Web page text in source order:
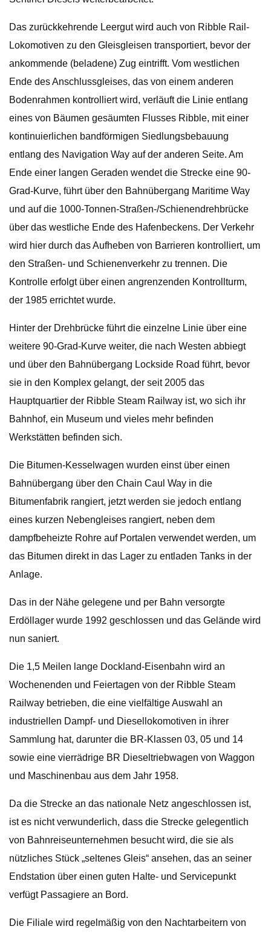
Das zurückkehrende Leergut wird auch von Ribble Rail-
Lokomotiven zu den Gleisgleisen transportiert, bevor der
ankommende (beladene) Zug eintrifft. Vom westlichen
Ende des Anschlussgleises, das von einem anderen
Bodenrahmen kontrolliert wird, verläuft die Linie entlang
eines von Bäumen gesäumten Flusses Ribble, mit einer
kontinuierlichen bandförmigen Siedlungsbebauung
entlang des Navigation Way auf der anderen Seite. Am
Ende einer langen Geraden wendet die Strecke eine 90-
Grad-Kurve, führt über den Bahnübergang Maritime Way
und auf die 1000-Tonnen-Straßen-/Schienendrehbrücke
über das westliche Ende des Hafenbeckens. Der Verkehr
wird hier durch das Aufheben von Barrieren kontrolliert, um
den Straßen- und Schienenverkehr zu trennen. Die
Kontrolle erfolgt über einen angrenzenden Kontrollturm,
der 1985 errichtet wurde.
Hinter der Drehbrücke führt die einzelne Linie über eine
weitere 90-Grad-Kurve weiter, die nach Westen abbiegt
und über den Bahnübergang Lockside Road führt, bevor
sie in den Komplex gelangt, der seit 2005 das
Hauptquartier der Ribble Steam Railway ist, wo sich ihr
Bahnhof, ein Museum und vieles mehr befinden
Werkstätten befinden sich.
Die Bitumen-Kesselwagen wurden einst über einen
Bahnübergang über den Chain Caul Way in die
Bitumenfabrik rangiert, jetzt werden sie jedoch entlang
eines kurzen Nebengleises rangiert, neben dem
dampfbeheizte Rohre auf Portalen verwendet werden, um
das Bitumen direkt in das Lager zu entladen Tanks in der
Anlage.
Das in der Nähe gelegene und per Bahn versorgte
Erdöllager wurde 1992 geschlossen und das Gelände wird
nun saniert.
Die 1,5 Meilen lange Dockland-Eisenbahn wird an
Wochenenden und Feiertagen von der Ribble Steam
Railway betrieben, die eine vielfältige Auswahl an
industriellen Dampf- und Diesellokomotiven in ihrer
Sammlung hat, darunter die BR-Klassen 03, 05 und 14
sowie eine vierrädrige BR Dieseltriebwagen von Waggon
und Maschinenbau aus dem Jahr 1958.
Da die Strecke an das nationale Netz angeschlossen ist,
ist es nicht verwunderlich, dass die Strecke gelegentlich
von Bahnreiseunternehmen besucht wird, die sie als
nützliches Stück „seltenes Gleis“ ansehen, das an seiner
Endstation über einen guten Halte- und Servicepunkt
verfügt Passagiere an Bord.
Die Filiale wird regelmäßig von den Nachtarbeitern von